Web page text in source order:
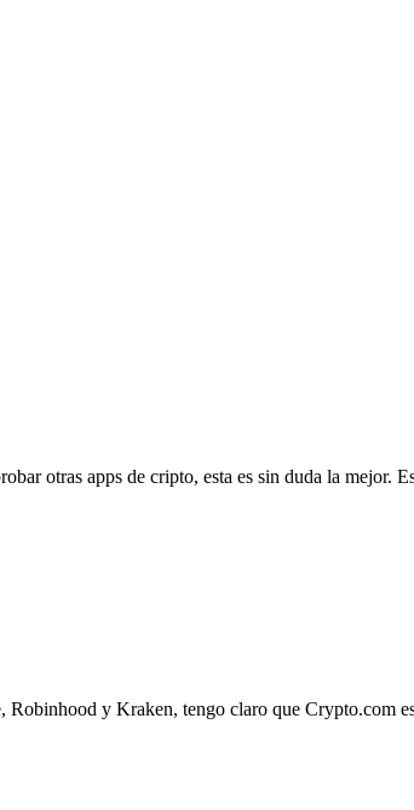
otras apps de cripto, esta es sin duda la mejor.
Robinhood y Kraken, tengo claro que Crypto.com